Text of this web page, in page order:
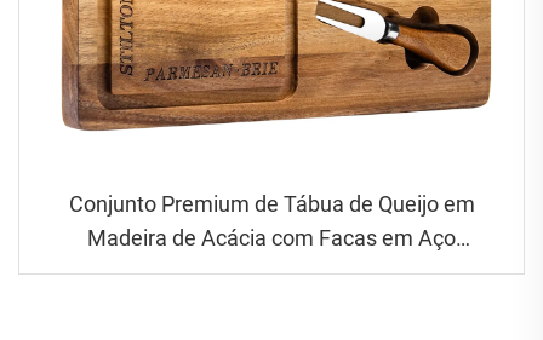
Conjunto Premium de Tábua de Queijo em
Madeira de Acácia com Facas em Aço
Inoxidável e Canal de Suco